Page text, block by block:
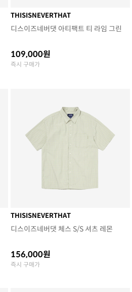
THISISNEVERTHAT
디스이즈네버댓 아티팩트 티 라임 그린
109,000원
즉시 구매가
THISISNEVERTHAT
디스이즈네버댓 체스 S/S 셔츠 레몬
156,000원
즉시 구매가